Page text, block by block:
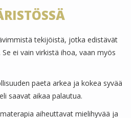
tekijöistä, jotka edistävät
ei vain virkistä ihoa, vaan myös
paeta arkea ja kokea syvää
saavat aikaa palautua.
aiheuttavat mielihyvää ja